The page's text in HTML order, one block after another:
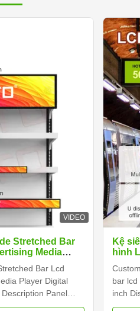
VIDEO
Stretched Bar
Media
Bar Lcd
Player Digital
Panel
Wall mount
Kệ
hình
bar lcd
inch